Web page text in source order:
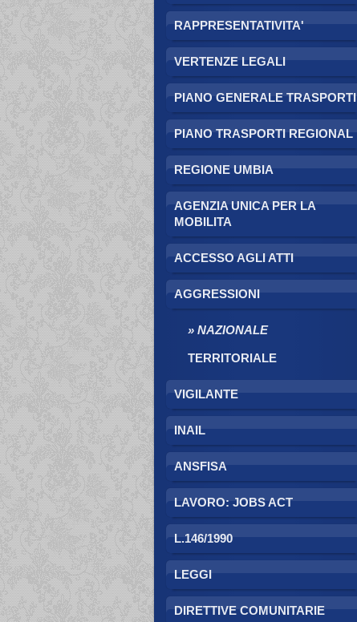
RAPPRESENTATIVITA'
VERTENZE LEGALI
PIANO GENERALE TRASPORTI
PIANO TRASPORTI REGIONAL
REGIONE UMBIA
AGENZIA UNICA PER LA
MOBILITA
ACCESSO AGLI ATTI
AGGRESSIONI
NAZIONALE
TERRITORIALE
VIGILANTE
INAIL
ANSFISA
LAVORO: JOBS ACT
L.146/1990
LEGGI
DIRETTIVE COMUNITARIE